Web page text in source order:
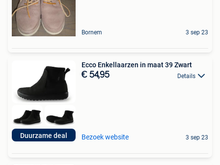
Bornem 3 sep 23
Duurzame deal
Ecco Enkellaarzen in maat 39 Zwart
€ 54,95 Details
Bezoek website 3 sep 23